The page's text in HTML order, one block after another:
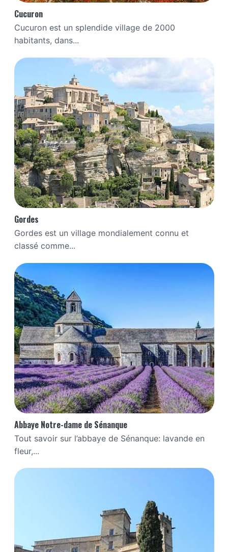
Cucuron
Cucuron est un splendide village de 2000
habitants, dans...
Gordes
Gordes est un village mondialement connu et
classé comme...
Abbaye Notre-dame de Sénanque
Tout savoir sur l’abbaye de Sénanque: lavande en
fleur,...